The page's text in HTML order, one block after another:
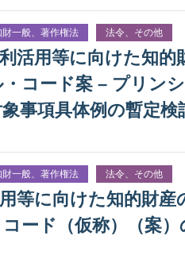
財一般、著作権法 法令、その他
活用等に向けた知的
コード案 – プリン
象事項具体例の暫定検
財一般、著作権法 法令、その他
等に向けた知的財
ード（仮称）（案）